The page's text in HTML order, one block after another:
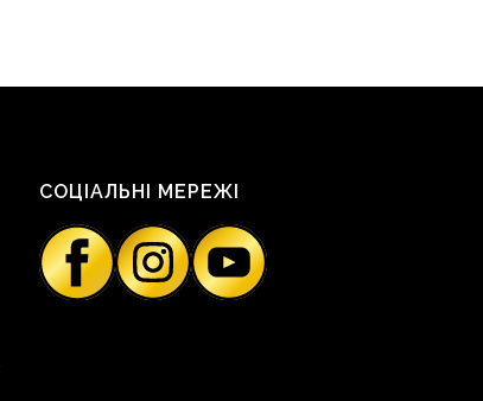
СОЦІАЛЬНІ МЕРЕЖІ